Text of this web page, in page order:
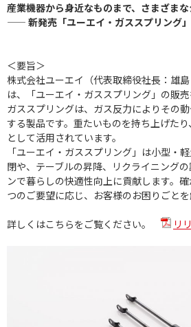
産業機器から身近なものまで、さまざま
—— 新発売「ユーエイ・ガススプリング
＜要旨＞
株式会社ユーエイ（代表取締役社長：雄島
は、「ユーエイ・ガススプリング」の販売
ガススプリングは、ガス反力によりその
する製品です。重たいものを持ち上げた
として活用されています。
「ユーエイ・ガススプリング」は小型・
閉や、テーブルの昇降、リクライニング
ンで暮らしの快適性向上に貢献します。
つのご要望に応じ、お客様のお困りごとを
詳しくはこちらをご覧ください。 リ